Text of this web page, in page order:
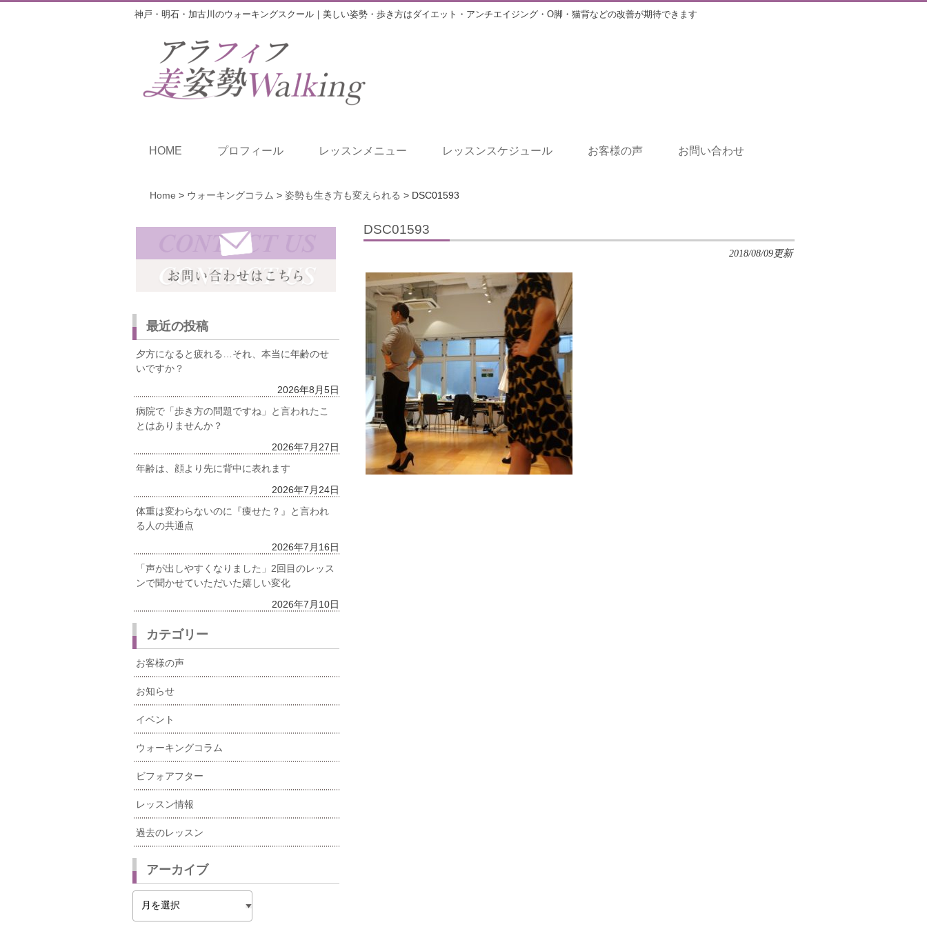
神戸・明石・加古川のウォーキングスクール｜美しい姿勢・歩き方はダイエット・アンチエイジング・O脚・猫背などの改善が期待できます
HOME プロフィール レッスンメニュー レッスンスケジュール お客様の声 お問い合わせ
Home > ウォーキングコラム > 姿勢も生き方も変えられる > DSC01593
DSC01593
2018/08/09更新
最近の投稿
夕方になると疲れる…それ、本当に年齢のせ
いですか？
2026年8月5日
病院で「歩き方の問題ですね」と言われたこ
とはありませんか？
2026年7月27日
年齢は、顔より先に背中に表れます
2026年7月24日
体重は変わらないのに『痩せた？』と言われ
る人の共通点
2026年7月16日
「声が出しやすくなりました」2回目のレッス
ンで聞かせていただいた嬉しい変化
2026年7月10日
カテゴリー
お客様の声
お知らせ
イベント
ウォーキングコラム
ビフォアフター
レッスン情報
過去のレッスン
アーカイブ